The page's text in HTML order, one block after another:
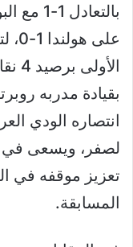
بقيادة مدربه
انتصاره الودي
لصفر، ويسعى في
تعزيز موقفه في
المسابقة.